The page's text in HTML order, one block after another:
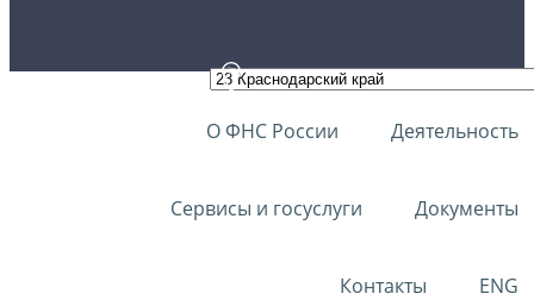
О ФНС России Деятельность
Сервисы и госуслуги Документы
Контакты ENG